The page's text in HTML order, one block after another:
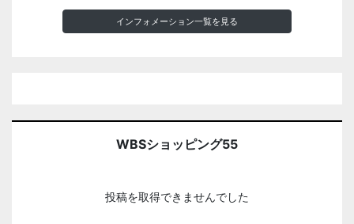
インフォメーション一覧を見る
WBSショッピング55
投稿を取得できませんでした